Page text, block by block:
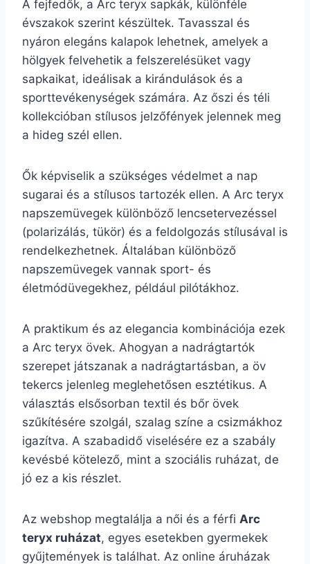
A fejfedők, a Arc teryx sapkák, különféle
évszakok szerint készültek. Tavasszal és
nyáron elegáns kalapok lehetnek, amelyek a
hölgyek felvehetik a felszerelésüket vagy
sapkaikat, ideálisak a kirándulások és a
sporttevékenységek számára. Az őszi és téli
kollekcióban stílusos jelzőfények jelennek meg
a hideg szél ellen.
Ők képviselik a szükséges védelmet a nap
sugarai és a stílusos tartozék ellen. A Arc teryx
napszemüvegek különböző lencsetervezéssel
(polarizálás, tükör) és a feldolgozás stílusával is
rendelkezhetnek. Általában különböző
napszemüvegek vannak sport- és
életmódüvegekhez, például pilótákhoz.
A praktikum és az elegancia kombinációja ezek
a Arc teryx övek. Ahogyan a nadrágtartók
szerepet játszanak a nadrágtartásban, a öv
tekercs jelenleg meglehetősen esztétikus. A
választás elsősorban textil és bőr övek
szűkítésére szolgál, szalag színe a csizmákhoz
igazítva. A szabadidő viselésére ez a szabály
kevésbé kötelező, mint a szociális ruházat, de
jó ez a kis részlet.
Az webshop megtalálja a női és a férfi Arc
teryx ruházat, egyes esetekben gyermekek
gyűjtemények is találhat. Az online áruházak